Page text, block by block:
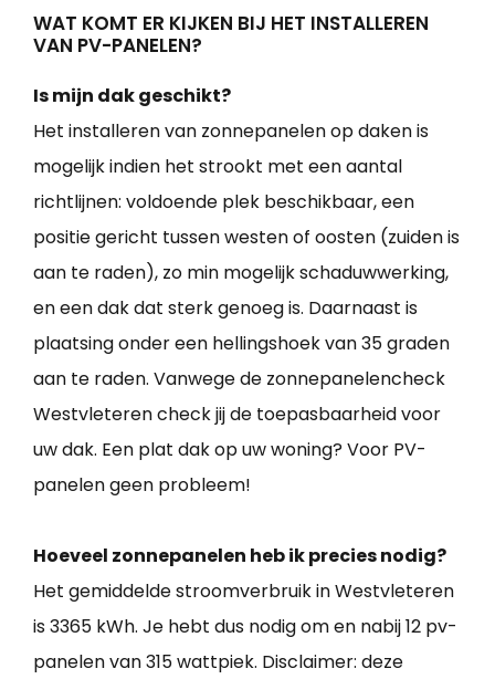
WAT KOMT ER KIJKEN BIJ HET INSTALLEREN
VAN PV-PANELEN?
Is mijn dak geschikt?
Het installeren van zonnepanelen op daken is
mogelijk indien het strookt met een aantal
richtlijnen: voldoende plek beschikbaar, een
positie gericht tussen westen of oosten (zuiden is
aan te raden), zo min mogelijk schaduwwerking,
en een dak dat sterk genoeg is. Daarnaast is
plaatsing onder een hellingshoek van 35 graden
aan te raden. Vanwege de zonnepanelencheck
Westvleteren check jij de toepasbaarheid voor
uw dak. Een plat dak op uw woning? Voor PV-
panelen geen probleem!
Hoeveel zonnepanelen heb ik precies nodig?
Het gemiddelde stroomverbruik in Westvleteren
is 3365 kWh. Je hebt dus nodig om en nabij 12 pv-
panelen van 315 wattpiek. Disclaimer: deze